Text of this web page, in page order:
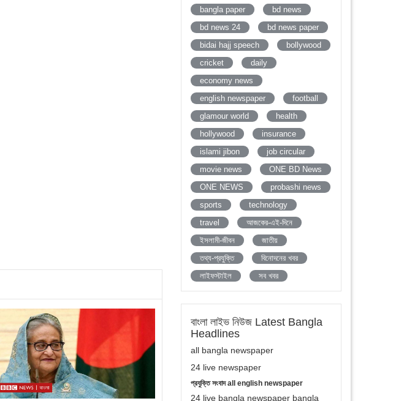
bangla paper
bd news
bd news 24
bd news paper
bidai hajj speech
bollywood
cricket
daily
economy news
english newspaper
football
glamour world
health
hollywood
insurance
islami jibon
job circular
movie news
ONE BD News
ONE NEWS
probashi news
sports
technology
travel
আজকের-এই-দিনে
ইসলামী-জীবন
জাতীয়
তথ্য-প্রযুক্তি
বিনোদনের খবর
লাইফস্টাইল
সব খবর
বাংলা লাইভ নিউজ Latest Bangla
Headlines
all bangla newspaper
24 live newspaper
প্রযুক্তি সংবাদ all english newspaper
24 live bangla newspaper bangla